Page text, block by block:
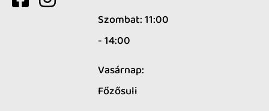
Szombat: 11:00
- 14:00
Vasárnap:
Főzősuli